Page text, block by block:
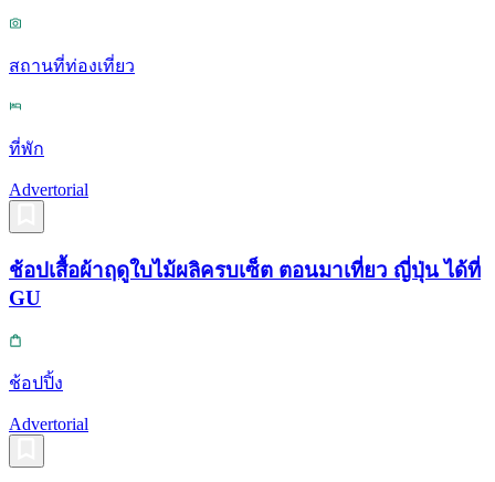
สถานที่ท่องเที่ยว
ที่พัก
Advertorial
ช้อปเสื้อผ้าฤดูใบไม้ผลิครบเซ็ต ตอนมาเที่ยว ญี่ปุ่น ได้ที่
GU
ช้อปปิ้ง
Advertorial